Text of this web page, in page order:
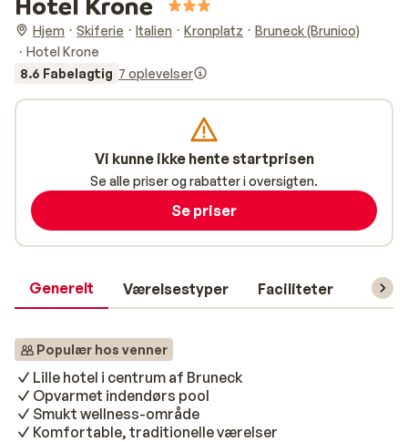
Hjem Skiferie Italien Kronplatz
Bruneck (Brunico)
Hotel Krone
8.6 Fabelagtig 7 oplevelser
Generelt Værelsestyper Faciliteter
Populær hos venner
Lille hotel i centrum af Bruneck
Opvarmet indendørs pool
Smukt wellness-område
Komfortable, traditionelle værelser
Vi kunne ikke hente startprisen
Se alle priser og rabatter i oversigten.
Se priser